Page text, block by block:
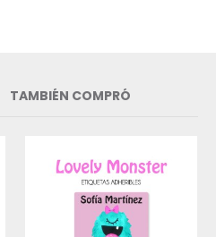
TAMBIÉN COMPRÓ